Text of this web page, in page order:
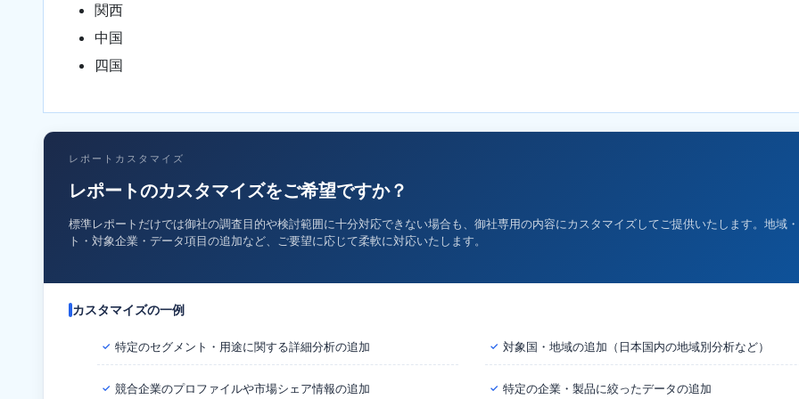
関西
中国
四国
レポートカスタマイズ
レポートのカスタマイズをご希望ですか？
標準レポートだけでは御社の調査目的や検討範囲に十分対応できない場合も、御社専用の内容にカスタマイズしてご提供いたします。地域
ト・対象企業・データ項目の追加など、ご要望に応じて柔軟に対応いたします。
カスタマイズの一例
✓ 特定のセグメント・用途に関する詳細分析の追加 ✓ 対象国・地域の追加（日本国内の地域別分析など）
✓ 競合企業のプロファイルや市場シェア情報の追加 ✓ 特定の企業・製品に絞ったデータの追加